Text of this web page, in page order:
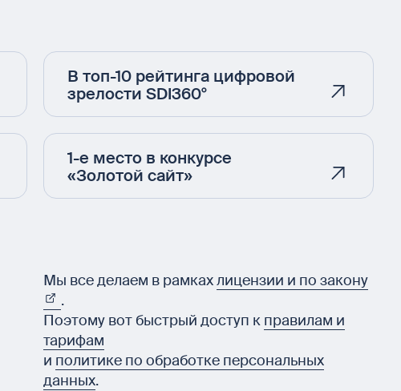
В топ-10 рейтинга цифровой
зрелости SDI360°
1-е место в конкурсе
«Золотой сайт»
Мы все делаем в рамкахлицензии и по закону
.
Поэтому вот быстрый доступ к правилам и
тарифам
и политике по обработке персональных
данных.